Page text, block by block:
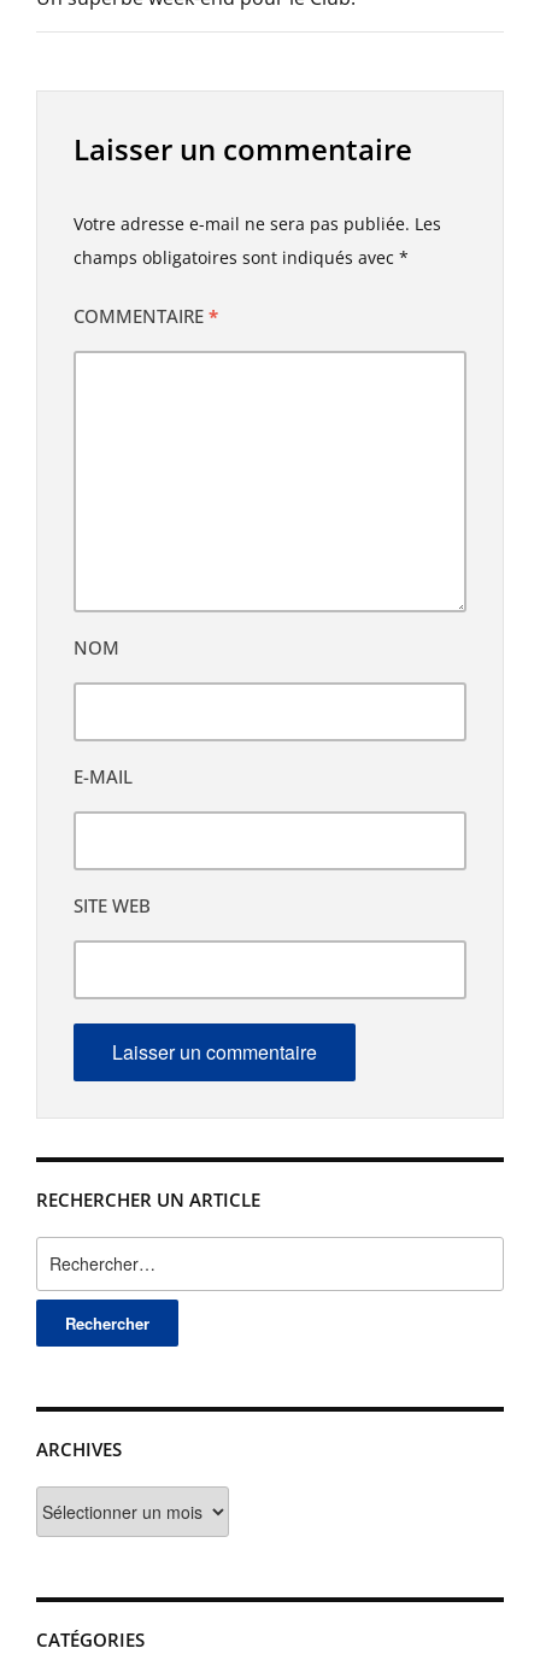
RECHERCHER UN ARTICLE
ARCHIVES
CATÉGORIES
Laisser un commentaire
Votre adresse e-mail ne sera pas publiée. Les
champs obligatoires sont indiqués avec *
COMMENTAIRE *
NOM
E-MAIL
SITE WEB